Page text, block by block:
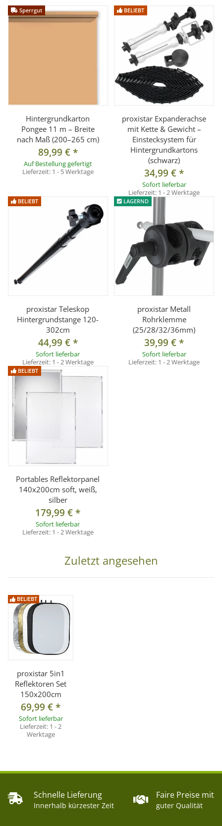
Lichtausbeute.
° Gold: Natürliche Hauttöne mit "Sonneneffekt".
° Translucent: Als zusätzlicher Diffusor vor Lichtquellen,
1x proxistar Faltreflektor 5in1 150x200 cm inkl. Tasche
Sperrgut
Hintergrundkarton
Pongee 11 m – Breite
nach Maß (200–265 cm)
89,99 €*
Auf Bestellung gefertigt
Lieferzeit: 1 - 5 Werktage
BELIEBT
proxistar Expanderachse
mit Kette & Gewicht –
Einstecksystem für
Hintergrundkartons
(schwarz)
34,99 €*
Sofort lieferbar
Lieferzeit: 1 - 2 Werktage
BELIEBT
proxistar Teleskop
Hintergrundstange 120-
302cm
44,99 €*
Sofort lieferbar
Lieferzeit: 1 - 2 Werktage
LAGERND
proxistar Metall
Rohrklemme
(25/28/32/36mm)
39,99 €*
Sofort lieferbar
Lieferzeit: 1 - 2 Werktage
BELIEBT
Portables Reflektorpanel
140x200cm soft, weiß,
silber
179,99 €*
Sofort lieferbar
Lieferzeit: 1 - 2 Werktage
Zuletzt angesehen
BELIEBT
proxistar 5in1
Reflektoren Set
150x200cm
69,99 €*
Sofort lieferbar
Lieferzeit: 1 - 2
Werktage
Schnelle Lieferung
Innerhalb kürzester Zeit
Faire Preise mit
guter Qualität